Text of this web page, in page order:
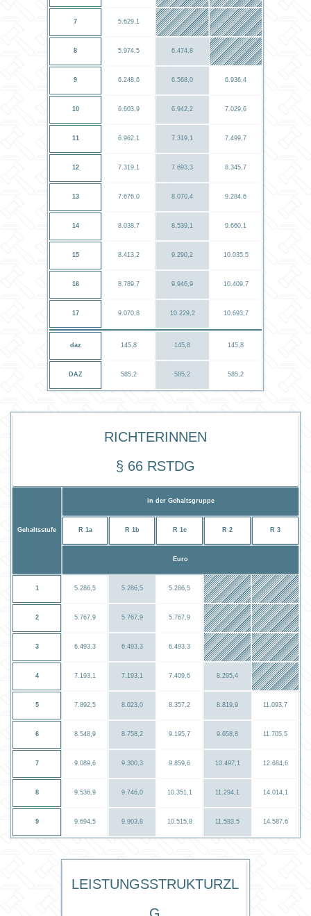
7 5.629,1
8 5.974,5 6.474,8
9 6.248,6 6.568,0 6.936,4
10 6.603,9 6.942,2 7.029,6
11 6.962,1 7.319,1 7.499,7
12 7.319,1 7.693,3 8.345,7
13 7.676,0 8.070,4 9.284,6
14 8.038,7 8.539,1 9.660,1
15 8.413,2 9.290,2 10.035,5
16 8.789,7 9.946,9 10.409,7
17 9.070,8 10.229,2 10.693,7
daz 145,8 145,8 145,8
DAZ 585,2 585,2 585,2
RichterInnen
§ 66 RStDG
Gehaltsstufe
in der Gehaltsgruppe
R 1a R 1b R 1c R 2 R 3
Euro
1 5.286,5 5.286,5 5.286,5
2 5.767,9 5.767,9 5.767,9
3 6.493,3 6.493,3 6.493,3
4 7.193,1 7.193,1 7.409,6 8.295,4
5 7.892,5 8.023,0 8.357,2 8.819,9 11.093,7
6 8.548,9 8.758,2 9.195,7 9.658,8 11.705,5
7 9.089,6 9.300,3 9.859,6 10.497,1 12.684,6
8 9.536,9 9.746,0 10.351,1 11.294,1 14.014,1
9 9.694,5 9.903,8 10.515,8 11.583,5 14.587,6
Leistungsstrukturzl
g